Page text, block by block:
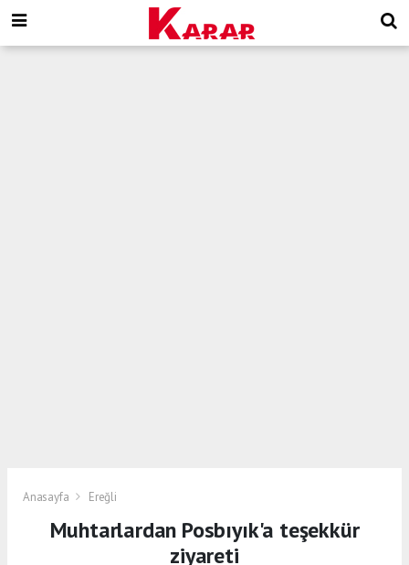
Anasayfa Ereğli
Muhtarlardan Posbıyık'a teşekkür
ziyareti